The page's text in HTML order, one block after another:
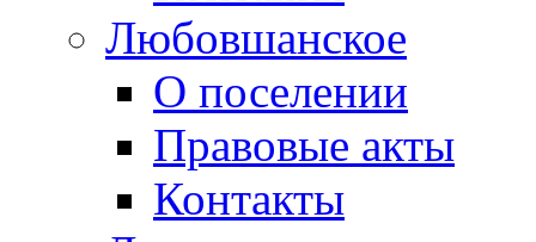
Любовшанское
О поселении
Правовые акты
Контакты